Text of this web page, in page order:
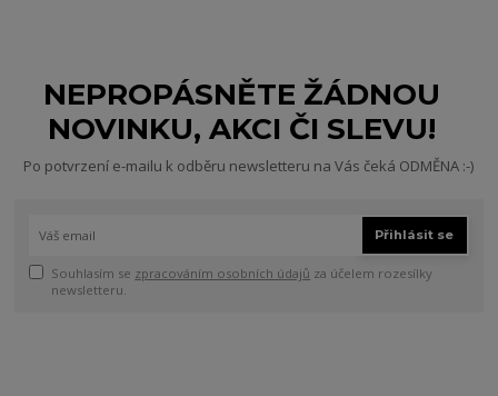
NEPROPÁSNĚTE ŽÁDNOU
NOVINKU, AKCI ČI SLEVU!
Po potvrzení e-mailu k odběru newsletteru na Vás čeká ODMĚNA :-)
Přihlásit se
Souhlasím se zpracováním osobních údajů za účelem rozesílky
newsletteru.